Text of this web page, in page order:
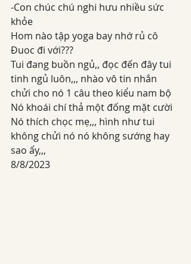
-Con chúc chú nghi hưu nhiều sức
khỏe
Hom nào tập yoga bay nhớ rủ cô
Đuoc đi với???
Tui đang buồn ngủ,, đọc đến đây tui
tinh ngủ luôn,,, nhào vô tin nhắn
chửi cho nó 1 câu theo kiểu nam bộ
Nó khoái chí thả một đống mặt cười
Nó thích chọc mẹ,,, hình như tui
không chửi nó nó không sướng hay
sao ấy,,,
8/8/2023